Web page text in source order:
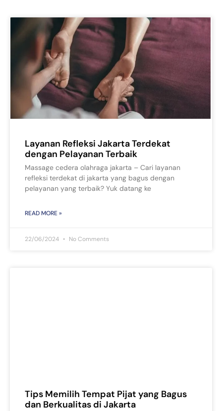
Layanan Refleksi Jakarta Terdekat
dengan Pelayanan Terbaik
Massage cedera olahraga jakarta – Cari layanan
refleksi terdekat di jakarta yang bagus dengan
pelayanan yang terbaik? Yuk datang ke
READ MORE »
22/06/2024 No Comments
Tips Memilih Tempat Pijat yang Bagus
dan Berkualitas di Jakarta